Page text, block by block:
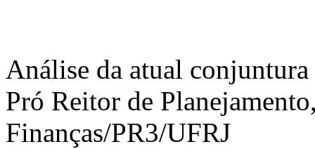
Análise da atual
Pró Reitor de
Finanças/PR3/UFRJ